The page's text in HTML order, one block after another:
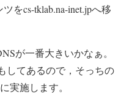
をcs-tklab.na-inet.jpへ移
が一番大きいかなぁ。
してあるので，そっちの
実施します。